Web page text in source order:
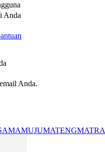
Anda
Anda.
MAMUJUMATENGMATRA